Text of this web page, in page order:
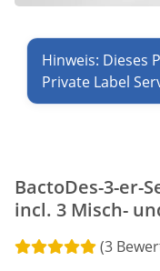
Hinweis: Dieses
Private Label
BactoDes-3-er-
incl. 3 Misch-
(3